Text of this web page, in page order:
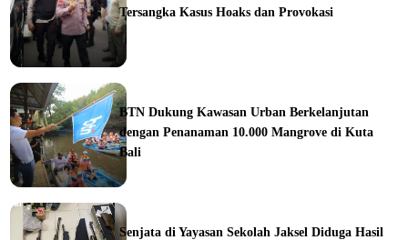
Tersangka Kasus Hoaks dan Provokasi
BTN Dukung Kawasan Urban Berkelanjutan
dengan Penanaman 10.000 Mangrove di Kuta
Bali
Senjata di Yayasan Sekolah Jaksel Diduga Hasil